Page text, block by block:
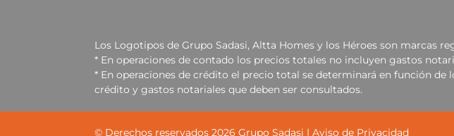
Los Logotipos de Grupo Sadasi, Altta Homes y los Héroes son marcas
* En operaciones de contado los precios totales no incluyen gastos
* En operaciones de crédito el precio total se determinará en función de
crédito y gastos notariales que deben ser consultados.
© Derechos reservados2026 Grupo Sadasi | Aviso de Privacidad